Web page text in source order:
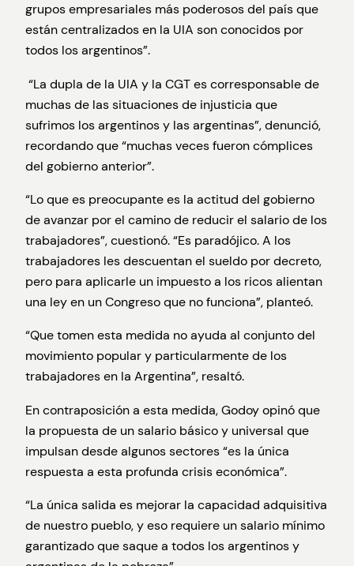
grupos empresariales más poderosos del país que
están centralizados en la UIA son conocidos por
todos los argentinos”.
“La dupla de la UIA y la CGT es corresponsable de
muchas de las situaciones de injusticia que
sufrimos los argentinos y las argentinas”, denunció,
recordando que “muchas veces fueron cómplices
del gobierno anterior”.
“Lo que es preocupante es la actitud del gobierno
de avanzar por el camino de reducir el salario de los
trabajadores”, cuestionó. “Es paradójico. A los
trabajadores les descuentan el sueldo por decreto,
pero para aplicarle un impuesto a los ricos alientan
una ley en un Congreso que no funciona”, planteó.
“Que tomen esta medida no ayuda al conjunto del
movimiento popular y particularmente de los
trabajadores en la Argentina”, resaltó.
En contraposición a esta medida, Godoy opinó que
la propuesta de un salario básico y universal que
impulsan desde algunos sectores “es la única
respuesta a esta profunda crisis económica”.
“La única salida es mejorar la capacidad adquisitiva
de nuestro pueblo, y eso requiere un salario mínimo
garantizado que saque a todos los argentinos y